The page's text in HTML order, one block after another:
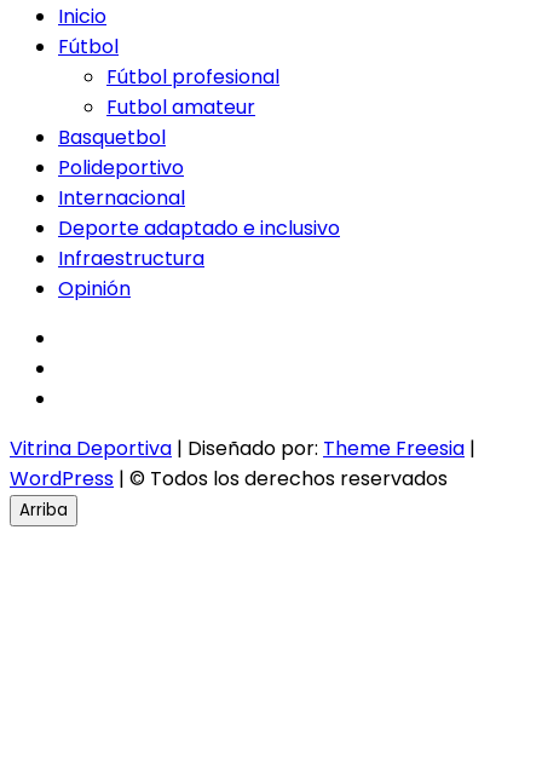
Inicio
Fútbol
Fútbol profesional
Futbol amateur
Basquetbol
Polideportivo
Internacional
Deporte adaptado e inclusivo
Infraestructura
Opinión
Vitrina Deportiva | Diseñado por: Theme Freesia |
WordPress | © Todos los derechos reservados
Arriba